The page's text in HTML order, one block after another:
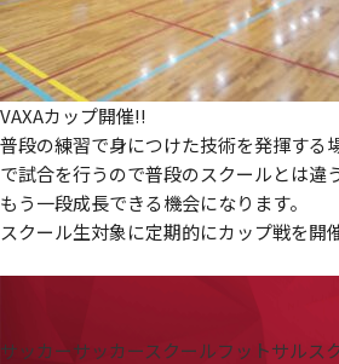
VAXAカップ開催!!
普段の練習で身につけた技術を発揮する
で試合を行うので普段のスクールとは違
もう一段成長できる機会になります。
スクール生対象に定期的にカップ戦を開
サッカーサッカースクールフットサルス